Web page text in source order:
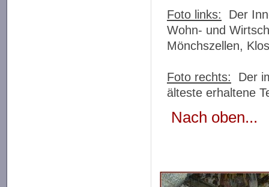
Foto links: Der
Wohn- und
Mönchszellen,
Foto rechts: Der
älteste erhaltene
Nach oben...